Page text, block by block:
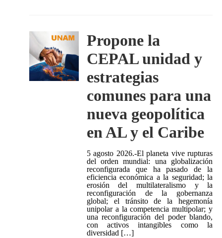
Propone la
CEPAL unidad y
estrategias
comunes para una
nueva geopolítica
en AL y el Caribe
5 agosto 2026.-El planeta vive rupturas
del orden mundial: una globalización
reconfigurada que ha pasado de la
eficiencia económica a la seguridad; la
erosión del multilateralismo y la
reconfiguración de la gobernanza
global; el tránsito de la hegemonía
unipolar a la competencia multipolar; y
una reconfiguración del poder blando,
con activos intangibles como la
diversidad […]